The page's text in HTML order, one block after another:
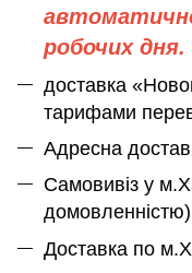
робочих дня.
доставка
тарифами
Адресна
Самовивіз у
Доставка по